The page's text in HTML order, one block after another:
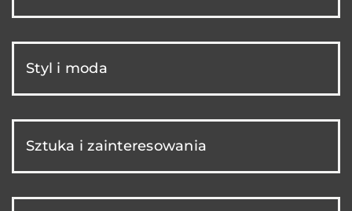
Styl i moda
Sztuka i zainteresowania